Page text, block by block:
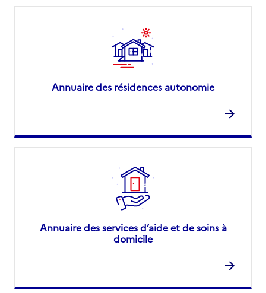
Annuaire des résidences autonomie
Annuaire des services d’aide et de soins à
domicile